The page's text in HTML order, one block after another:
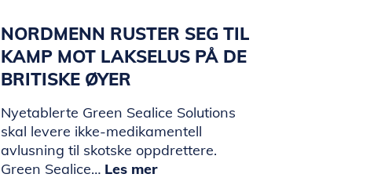
NORDMENN RUSTER SEG TIL
KAMP MOT LAKSELUS PÅ DE
BRITISKE ØYER
Nyetablerte Green Sealice Solutions
skal levere ikke-medikamentell
avlusning til skotske oppdrettere.
Green Sealice… Les mer